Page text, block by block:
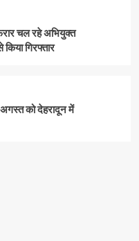
चल रहे अभियुक्त
गिरफ्तार
अगस्त को देहरादून में